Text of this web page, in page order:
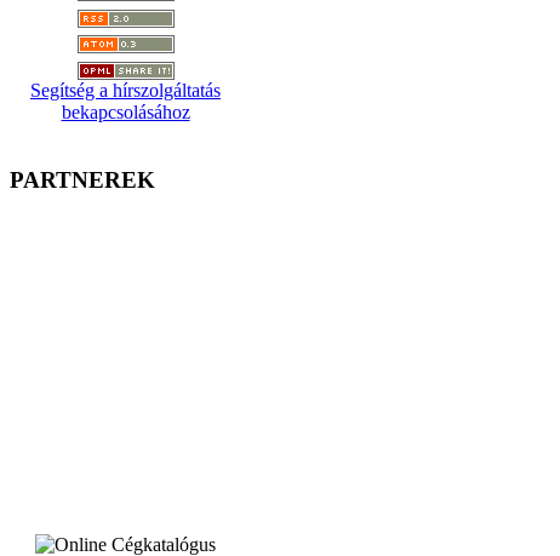
Segítség a hírszolgáltatás
bekapcsolásához
PARTNEREK